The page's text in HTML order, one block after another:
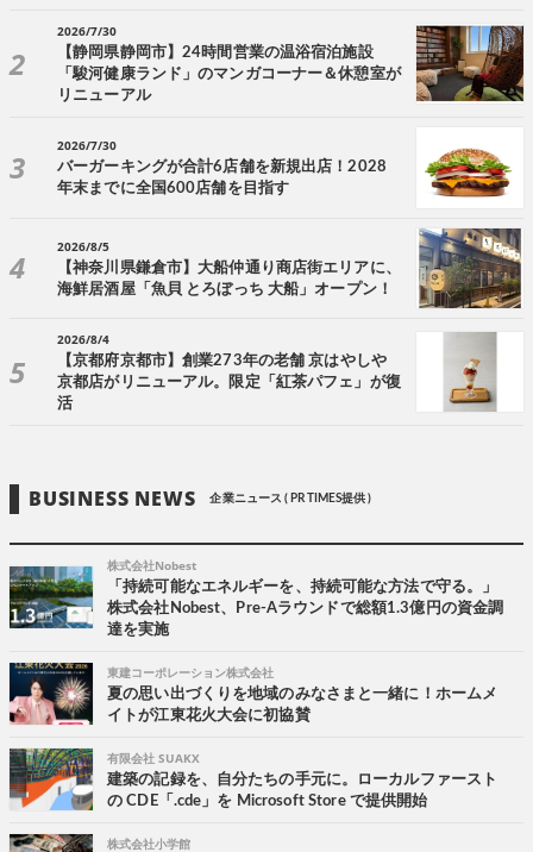
2026/7/30
【静岡県静岡市】24時間営業の温浴宿泊施設
「駿河健康ランド」のマンガコーナー＆休憩室が
リニューアル
2026/7/30
バーガーキングが合計6店舗を新規出店！2028
年末までに全国600店舗を目指す
2026/8/5
【神奈川県鎌倉市】大船仲通り商店街エリアに、
海鮮居酒屋「魚貝 とろぼっち 大船」オープン！
2026/8/4
【京都府京都市】創業273年の老舗 京はやしや
京都店がリニューアル。限定「紅茶パフェ」が復
活
BUSINESS NEWS 企業ニュース ( PR TIMES提供 )
株式会社Nobest
「持続可能なエネルギーを、持続可能な方法で守る。」
株式会社Nobest、Pre-Aラウンドで総額1.3億円の資金調
達を実施
東建コーポレーション株式会社
夏の思い出づくりを地域のみなさまと一緒に！ホームメ
イトが江東花火大会に初協賛
有限会社 SUAKX
建築の記録を、自分たちの手元に。ローカルファースト
の CDE「.cde」を Microsoft Store で提供開始
株式会社小学館